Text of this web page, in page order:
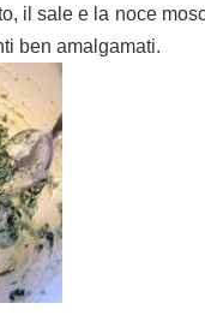
il sale e la noce
ben amalgamati.